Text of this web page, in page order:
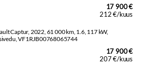
17 900 €
212 €/kuus
17 900 €
207 €/kuus